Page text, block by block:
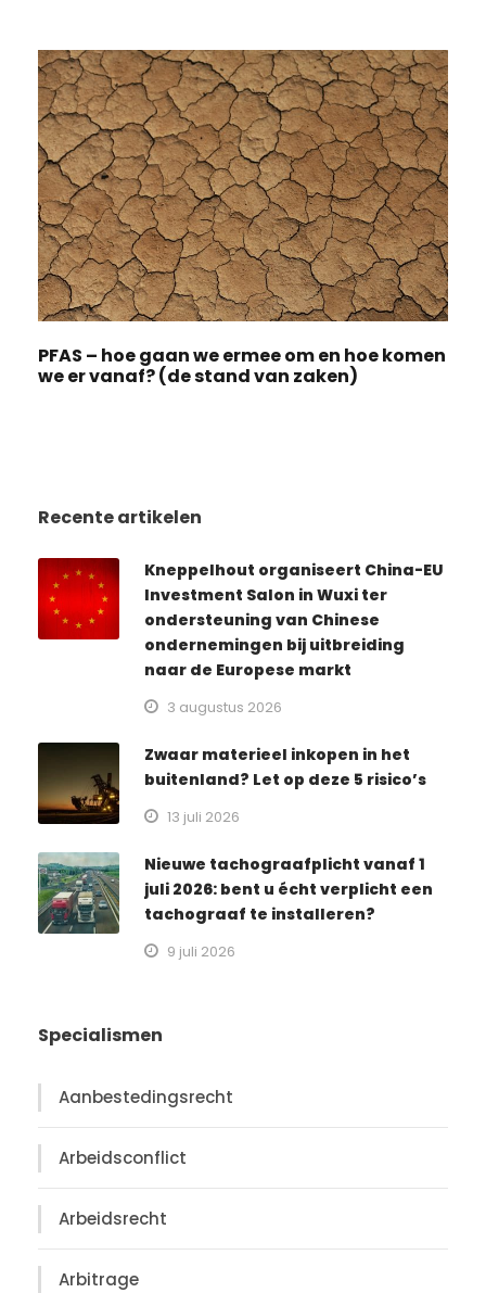
PFAS – hoe gaan we ermee om en hoe komen
we er vanaf? (de stand van zaken)
Recente artikelen
Kneppelhout organiseert China-EU
Investment Salon in Wuxi ter
ondersteuning van Chinese
ondernemingen bij uitbreiding
naar de Europese markt
3 augustus 2026
Zwaar materieel inkopen in het
buitenland? Let op deze 5 risico’s
13 juli 2026
Nieuwe tachograafplicht vanaf 1
juli 2026: bent u écht verplicht een
tachograaf te installeren?
9 juli 2026
Specialismen
Aanbestedingsrecht
Arbeidsconflict
Arbeidsrecht
Arbitrage